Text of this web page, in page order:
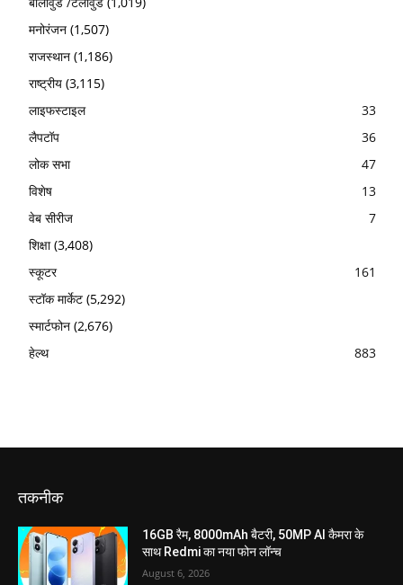
मनोरंजन (1,507)
राजस्थान (1,186)
राष्ट्रीय (3,115)
लाइफस्टाइल
33
लैपटॉप
36
लोक सभा
47
विशेष
13
वेब सीरीज
7
शिक्षा(3,408)
स्कूटर
161
स्टॉक मार्केट (5,292)
स्मार्टफोन (2,676)
हेल्थ
883
तकनीक
16GB रैम, 8000mAh बैटरी, 50MP AI कैमरा के
साथ Redmi का नया फोन लॉन्च
August 6, 2026